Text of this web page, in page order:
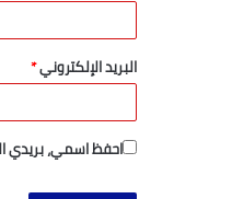
البريد الإلكتروني*
احفظ اسمي، بريدي